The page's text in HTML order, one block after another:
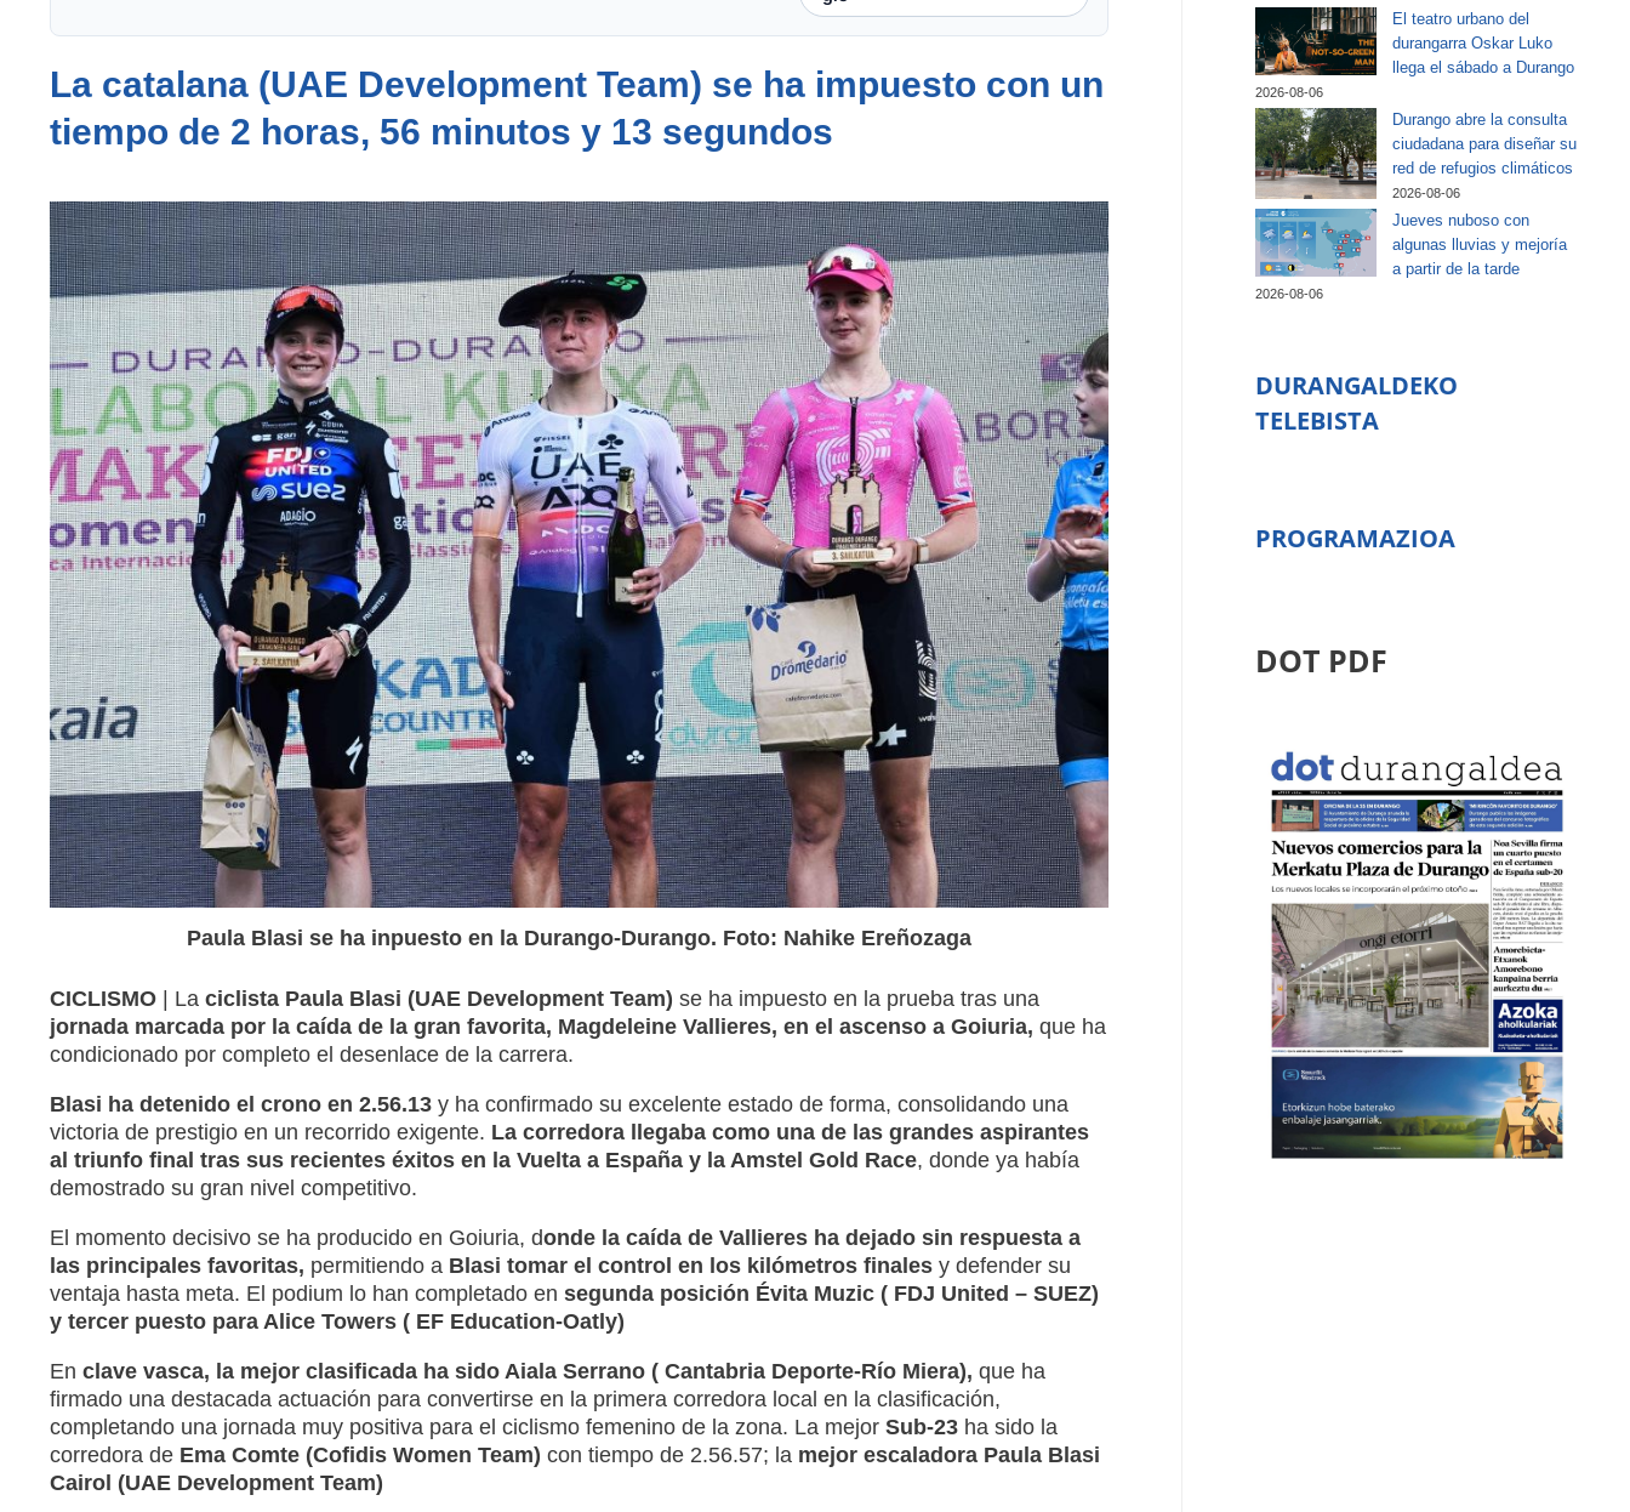
La catalana (UAE Development Team) se ha impuesto con un
tiempo de 2 horas, 56 minutos y 13 segundos
Paula Blasi se ha inpuesto en la Durango-Durango. Foto: Nahike Ereñozaga
CICLISMO| La ciclista Paula Blasi (UAE Development Team) se ha impuesto en la prueba tras una
jornada marcada por la caída de la gran favorita, Magdeleine Vallieres, en el ascenso a Goiuria, que ha
condicionado por completo el desenlace de la carrera.
Blasi ha detenido el crono en 2.56.13y ha confirmado su excelente estado de forma, consolidando una
victoria de prestigio en un recorrido exigente. La corredora llegaba como una de las grandes aspirantes
al triunfo final tras sus recientes éxitos en la Vuelta a España y la Amstel Gold Race, donde ya había
demostrado su gran nivel competitivo.
El momento decisivo se ha producido en Goiuria, donde la caída de Vallieres ha dejado sin respuesta a
las principales favoritas, permitiendo a Blasi tomar el control en los kilómetros finalesy defender su
ventaja hasta meta. El podium lo han completado en segunda posición Évita Muzic ( FDJ United – SUEZ)
y tercer puesto para Alice Towers ( EF Education-Oatly)
En clave vasca, la mejor clasificada ha sido Aiala Serrano ( Cantabria Deporte-Río Miera), que ha
firmado una destacada actuación para convertirse en la primera corredora local en la clasificación,
completando una jornada muy positiva para el ciclismo femenino de la zona. La mejor Sub-23ha sido la
corredora deEma Comte (Cofidis Women Team) con tiempo de 2.56.57; la mejor escaladora Paula Blasi
Cairol (UAE Development Team)
El teatro urbano del
durangarra Oskar Luko
llega el sábado a Durango
2026-08-06
Durango abre la consulta
ciudadana para diseñar su
red de refugios climáticos
2026-08-06
Jueves nuboso con
algunas lluvias y mejoría
a partir de la tarde
2026-08-06
DURANGALDEKO
TELEBISTA
PROGRAMAZIOA
DOT PDF